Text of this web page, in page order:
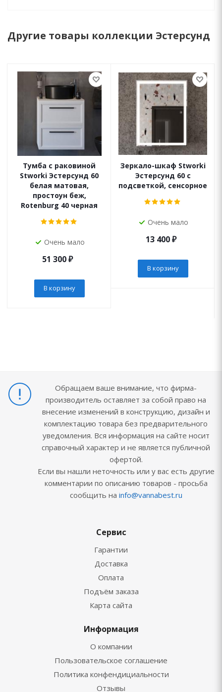
Другие товары коллекции Эстерсунд
Тумба с раковиной
Stworki Эстерсунд 60
белая матовая,
простоун беж,
Rotenburg 40 черная
Очень мало
51 300₽
В корзину
Зеркало-шкаф Stworki
Эстерсунд 60 с
подсветкой, сенсорное
Очень мало
13 400₽
В корзину
Обращаем ваше внимание, что фирма-
производитель оставляет за собой право на
внесение изменений в конструкцию, дизайн и
комплектацию товара без предварительного
уведомления. Вся информация на сайте носит
справочный характер и не является публичной
офертой.
Если вы нашли неточность или у вас есть другие
комментарии по описанию товаров - просьба
сообщить на info@vannabest.ru
Сервис
Гарантии
Доставка
Оплата
Подъём заказа
Карта сайта
Информация
О компании
Пользовательское соглашение
Политика конфендициальности
Отзывы